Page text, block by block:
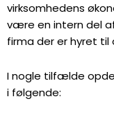
virksomhedens
være en intern del
firma der er hyret
I nogle tilfælde
i følgende: